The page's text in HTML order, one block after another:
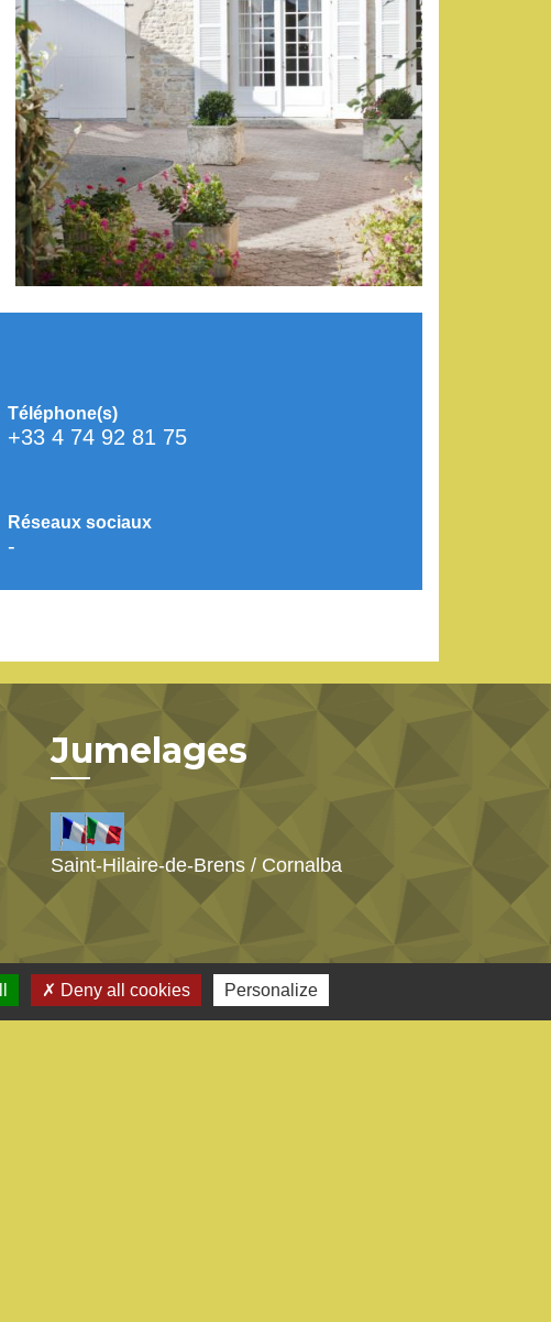
Téléphone(s)
+33 4 74 92 81 75
Réseaux sociaux
-
Jumelages
Saint-Hilaire-de-Brens / Cornalba
Deny all cookies Personalize